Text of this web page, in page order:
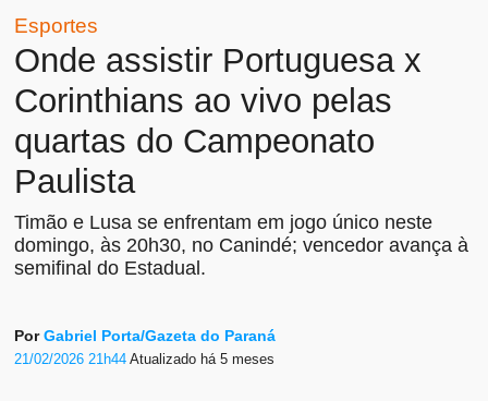
Esportes
Onde assistir Portuguesa x
Corinthians ao vivo pelas
quartas do Campeonato
Paulista
Timão e Lusa se enfrentam em jogo único neste
domingo, às 20h30, no Canindé; vencedor avança à
semifinal do Estadual.
PorGabriel Porta/Gazeta do Paraná
21/02/2026 21h44Atualizado há 5 meses